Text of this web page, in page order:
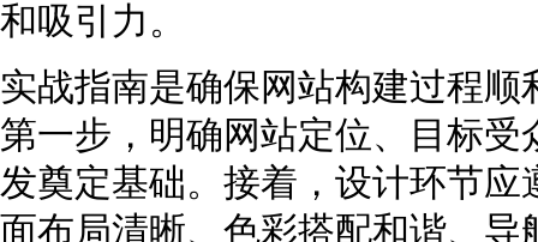
和吸引力。
实战指南是确保网站构建过程
第一步，明确网站定位、目标
发奠定基础。接着，设计环节应
面布局清晰、色彩搭配和谐、